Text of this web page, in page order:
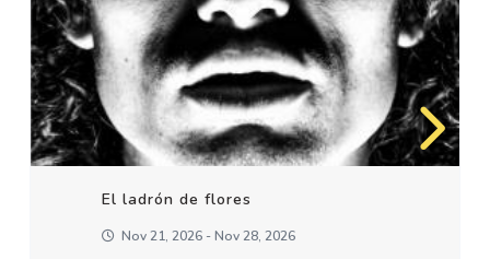
El ladrón de flores
Nov 21, 2026 - Nov 28, 2026